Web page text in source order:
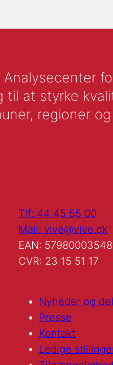
at styrke
regioner
Tlf: 44 45 55 00
Mail: vive@vive.dk
EAN:
CVR: 23 15 51 17
Nyheder og
Presse
Kontakt
Ledige